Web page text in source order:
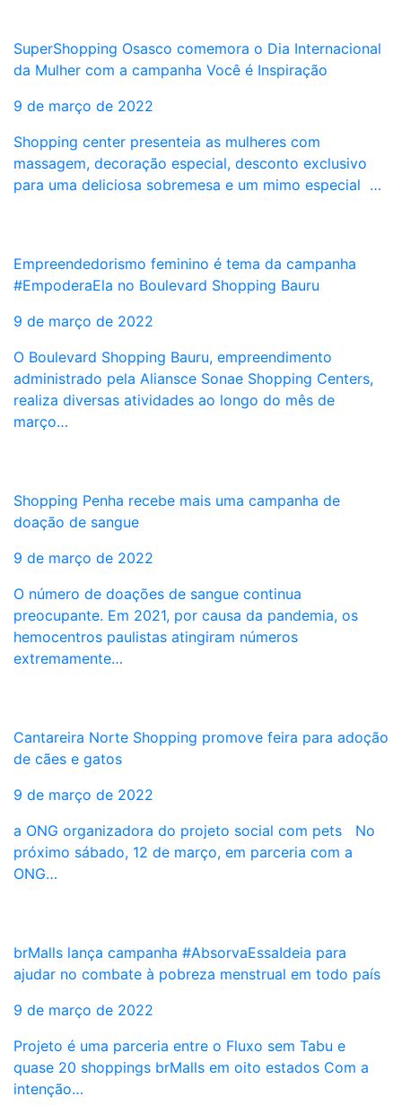
SuperShopping Osasco comemora o Dia Internacional
da Mulher com a campanha Você é Inspiração
9 de março de 2022
Shopping center presenteia as mulheres com
massagem, decoração especial, desconto exclusivo
para uma deliciosa sobremesa e um mimo especial …
Empreendedorismo feminino é tema da campanha
#EmpoderaEla no Boulevard Shopping Bauru
9 de março de 2022
O Boulevard Shopping Bauru, empreendimento
administrado pela Aliansce Sonae Shopping Centers,
realiza diversas atividades ao longo do mês de
março…
Shopping Penha recebe mais uma campanha de
doação de sangue
9 de março de 2022
O número de doações de sangue continua
preocupante. Em 2021, por causa da pandemia, os
hemocentros paulistas atingiram números
extremamente…
Cantareira Norte Shopping promove feira para adoção
de cães e gatos
9 de março de 2022
a ONG organizadora do projeto social com pets No
próximo sábado, 12 de março, em parceria com a
ONG…
brMalls lança campanha #AbsorvaEssaIdeia para
ajudar no combate à pobreza menstrual em todo país
9 de março de 2022
Projeto é uma parceria entre o Fluxo sem Tabu e
quase 20 shoppings brMalls em oito estados Com a
intenção…